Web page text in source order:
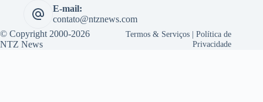
E-mail:
contato@ntznews.com
© Copyright 2000-2026
NTZ News
Termos & Serviços |Política de
Privacidade